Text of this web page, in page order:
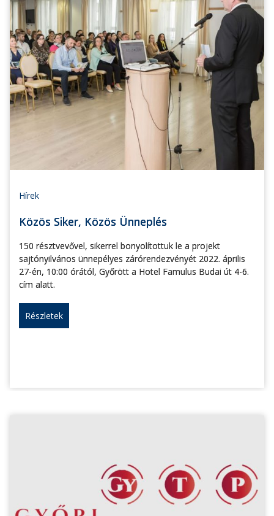
Hírek
Közös Siker, Közös Ünneplés
150 résztvevővel, sikerrel bonyolítottuk le a projekt
sajtónyilvános ünnepélyes zárórendezvényét 2022. április
27-én, 10:00 órától, Győrött a Hotel Famulus Budai út 4-6.
cím alatt.
Részletek